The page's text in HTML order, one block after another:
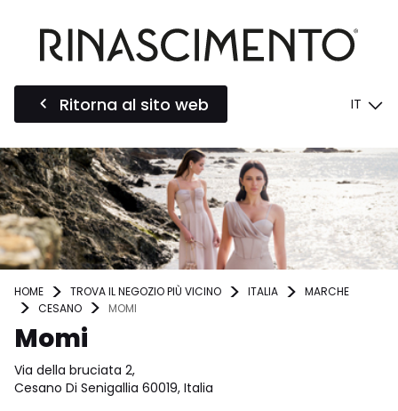
Ritorna al sito web IT
HOME TROVA IL NEGOZIO PIÙ VICINO ITALIA
MARCHE
CESANO
MOMI
Momi
Via della bruciata 2,
Cesano Di Senigallia 60019, Italia